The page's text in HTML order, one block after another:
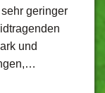
geringer
und